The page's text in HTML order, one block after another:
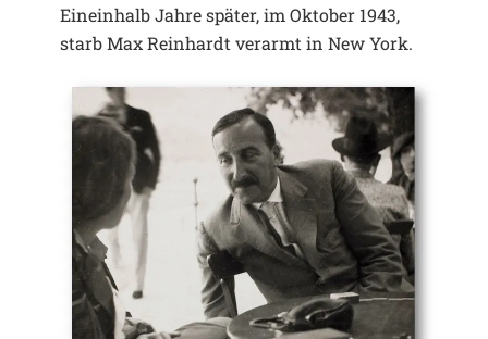
Eineinhalb Jahre später, im Oktober 1943,
starb Max Reinhardt verarmt in New York.